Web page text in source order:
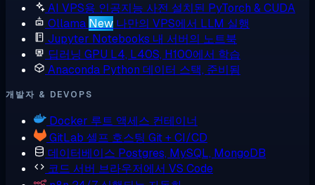
AI VPS용 인공지능 사전 설치된 PyTorch & CUDA
Ollama New 나만의 VPS에서 LLM 실행
Jupyter Notebooks 내 서버의 노트북
딥러닝 GPU L4, L40S, H100에서 학습
Anaconda Python 데이터 스택, 준비됨
개발자 & DEVOPS
Docker 루트 액세스 컨테이너
GitLab 셀프 호스팅 Git + CI/CD
데이터베이스 Postgres, MySQL, MongoDB
코드 서버 브라우저에서 VS Code